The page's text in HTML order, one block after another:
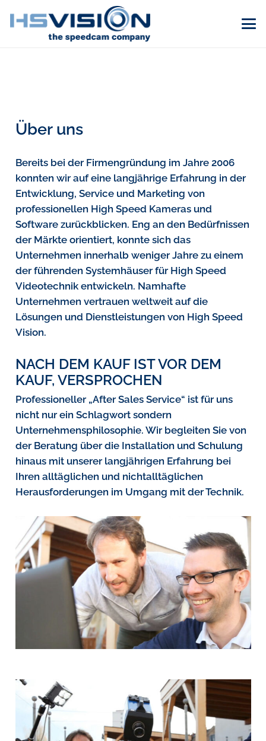
Über uns
Bereits bei der Firmengründung im Jahre 2006
konnten wir auf eine langjährige Erfahrung in der
Entwicklung, Service und Marketing von
professionellen High Speed Kameras und
Software zurückblicken. Eng an den Bedürfnissen
der Märkte orientiert, konnte sich das
Unternehmen innerhalb weniger Jahre zu einem
der führenden Systemhäuser für High Speed
Videotechnik entwickeln. Namhafte
Unternehmen vertrauen weltweit auf die
Lösungen und Dienstleistungen von High Speed
Vision.
NACH DEM KAUF IST VOR DEM
KAUF, VERSPROCHEN
Professioneller „After Sales Service“ ist für uns
nicht nur ein Schlagwort sondern
Unternehmensphilosophie. Wir begleiten Sie von
der Beratung über die Installation und Schulung
hinaus mit unserer langjährigen Erfahrung bei
Ihren alltäglichen und nichtalltäglichen
Herausforderungen im Umgang mit der Technik.